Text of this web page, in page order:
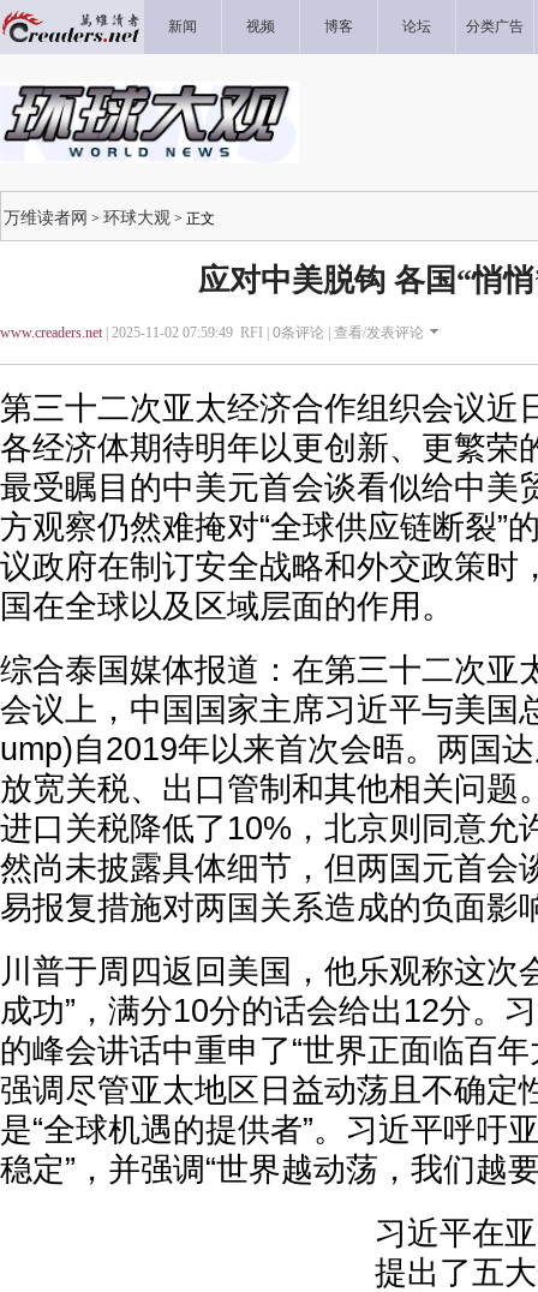
新闻 视频 博客 论坛 分类广告
万维读者网 > 环球大观 > 正文
应对中美脱钩 各国“悄
www.creaders.net| 2025-11-02 07:59:49 RFI | 0条评论 | 查看/发表评论
第三十二次亚太经济合作组织会议近
各经济体期待明年以更创新、更繁荣
最受瞩目的中美元首会谈看似给中美
方观察仍然难掩对“全球供应链断裂”
议政府在制订安全战略和外交政策时
国在全球以及区域层面的作用。
综合泰国媒体报道：在第三十二次亚
会议上，中国国家主席习近平与美国
ump)自2019年以来首次会晤。两国
放宽关税、出口管制和其他相关问题
进口关税降低了10%，北京则同意允
然尚未披露具体细节，但两国元首会
易报复措施对两国关系造成的负面影
川普于周四返回美国，他乐观称这次
成功”，满分10分的话会给出12分。
的峰会讲话中重申了“世界正面临百
强调尽管亚太地区日益动荡且不确定
是“全球机遇的提供者”。习近平呼吁
稳定”，并强调“世界越动荡，我们越
习近平在
提出了五